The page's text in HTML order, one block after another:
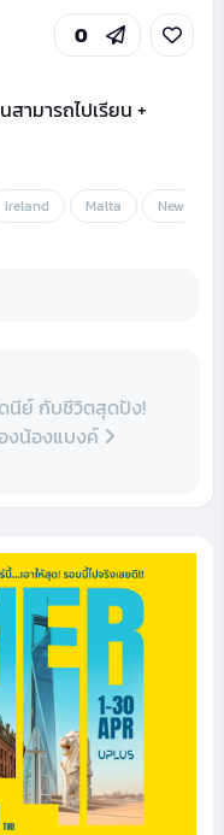
0
ามารถไปเรียน +
Ireland Malta
New
นีย์ กับชีวิตสุดปัง!
งน้องแบงค์